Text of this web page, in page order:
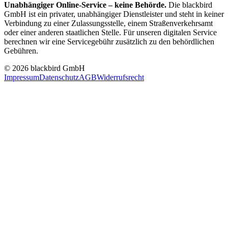
Unabhängiger Online-Service – keine Behörde. Die blackbird
GmbH ist ein privater, unabhängiger Dienstleister und steht in keiner
Verbindung zu einer Zulassungsstelle, einem Straßenverkehrsamt
oder einer anderen staatlichen Stelle. Für unseren digitalen Service
berechnen wir eine Servicegebühr zusätzlich zu den behördlichen
Gebühren.
© 2026 blackbird GmbH
ImpressumDatenschutzAGBWiderrufsrecht